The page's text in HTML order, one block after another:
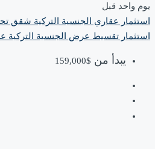
‏يوم واحد قبل
استثمار عقاري الجنسية التركية شقق
استثمار تقسيط عرض الجنسية التركية
يبدأ من $159,000